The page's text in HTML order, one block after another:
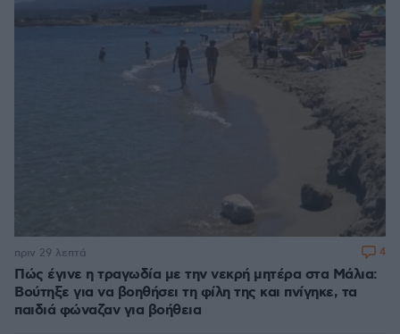
Πώς έγινε η τραγωδία με την νεκρή μητέρα στα Μάλια:
Βούτηξε για να βοηθήσει τη φίλη της και πνίγηκε, τα
παιδιά φώναζαν για βοήθεια
πριν 29 λεπτά 4